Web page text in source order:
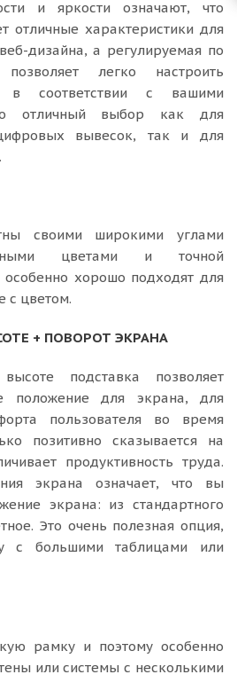
и яркости означают, что
отличные характеристики для
дизайна, а регулируемая по
легко настроить
в соответствии с вашими
отличный выбор как для
вывесок, так и для
своими широкими углами
цветами и точной
особенно хорошо подходят для
с цветом.
+ ПОВОРОТ ЭКРАНА
подставка позволяет
положение для экрана, для
пользователя во время
позитивно сказывается на
продуктивность труда.
экрана означает, что вы
экрана: из стандартного
Это очень полезная опция,
с большими таблицами или
рамку и поэтому особенно
или системы с несколькими